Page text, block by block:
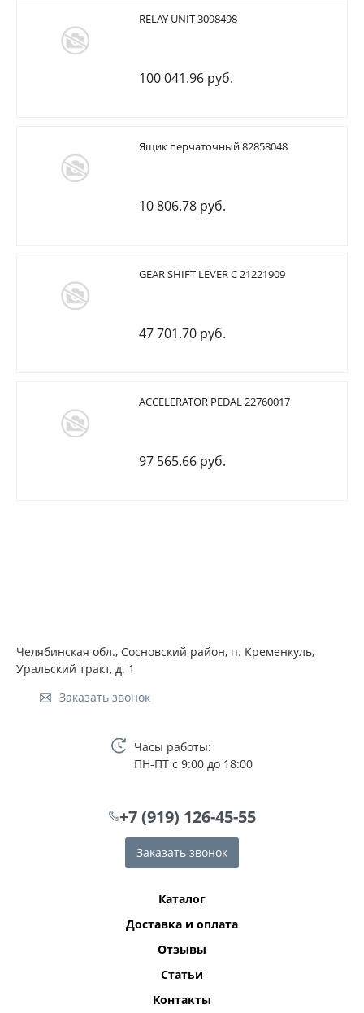
RELAY UNIT 3098498
100 041.96 руб.
Ящик перчаточный 82858048
10 806.78 руб.
GEAR SHIFT LEVER C 21221909
47 701.70 руб.
ACCELERATOR PEDAL 22760017
97 565.66 руб.
Челябинская обл., Сосновский район, п. Кременкуль,
Уральский тракт, д. 1
Заказать звонок
Часы работы:
ПН-ПТ с 9:00 до 18:00
+7 (919) 126-45-55
Заказать звонок
Каталог
Доставка и оплата
Отзывы
Статьи
Контакты